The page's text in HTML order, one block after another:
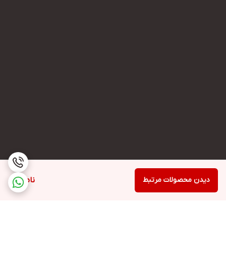
ناموجود دیدن محصولات مرتبط